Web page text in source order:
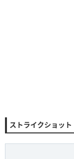
ストライクショット